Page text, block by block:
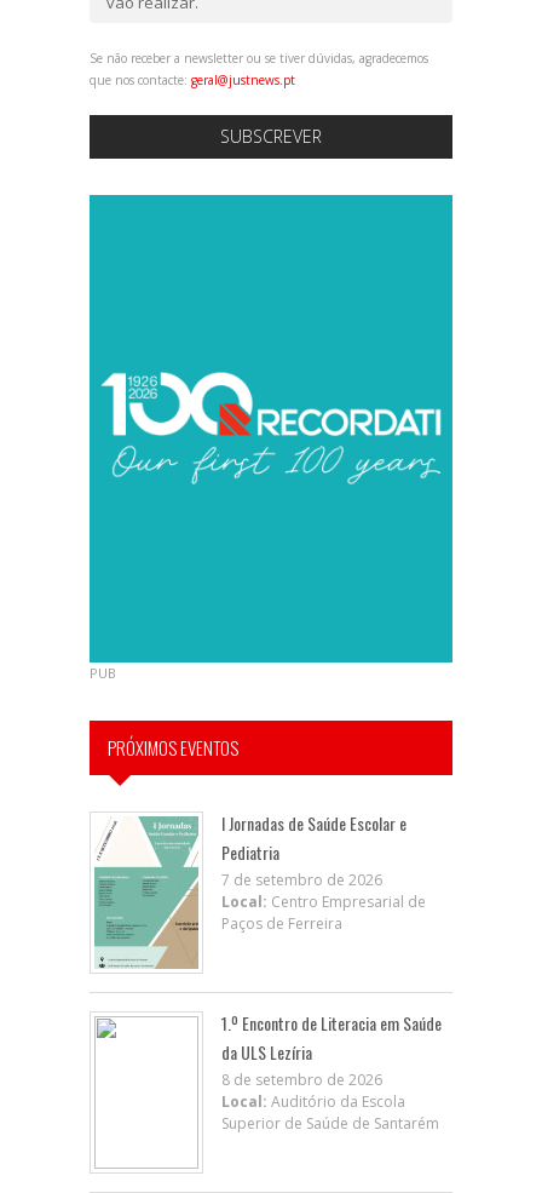
Se não receber a newsletter ou se tiver dúvidas, agradecemos
que nos contacte: geral@justnews.pt
SUBSCREVER
PUB
PRÓXIMOS EVENTOS
I Jornadas de Saúde Escolar e
Pediatria
7 de setembro de 2026
Local: Centro Empresarial de
Paços de Ferreira
1.º Encontro de Literacia em Saúde
da ULS Lezíria
8 de setembro de 2026
Local: Auditório da Escola
Superior de Saúde de Santarém